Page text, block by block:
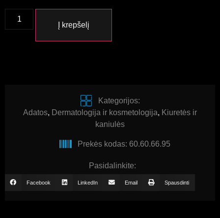
Į krepšelį
Kategorijos:
Adatos, Dermatologija ir kosmetologija, Kiuretės ir
kaniulės
Prekės kodas: 60.60.66.95
Pasidalinkite:
Facebook LinkedIn Email Spausdinti